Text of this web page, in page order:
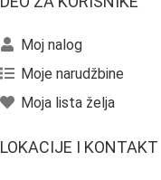
Moj nalog
Moje narudžbine
Moja lista želja
LOKACIJE I KONTAKT